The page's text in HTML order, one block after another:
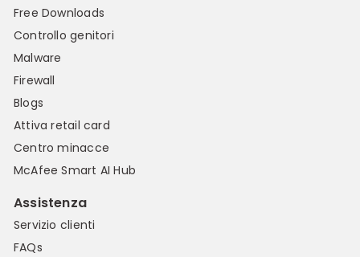
Free Downloads
Controllo genitori
Malware
Firewall
Blogs
Attiva retail card
Centro minacce
McAfee Smart AI Hub
Assistenza
Servizio clienti
FAQs